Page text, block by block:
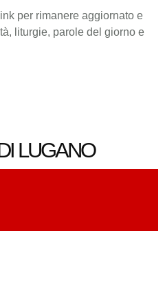
per rimanere aggiornato e
liturgie, parole del giorno e
LUGANO